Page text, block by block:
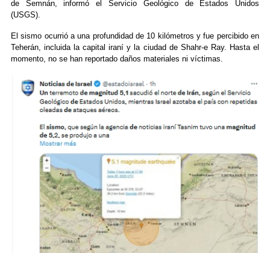
de Semnán, informó el Servicio Geológico de Estados Unidos
(USGS).
El sismo ocurrió a una profundidad de 10 kilómetros y fue percibido en
Teherán, incluida la capital iraní y la ciudad de Shahr-e Ray. Hasta el
momento, no se han reportado daños materiales ni víctimas.